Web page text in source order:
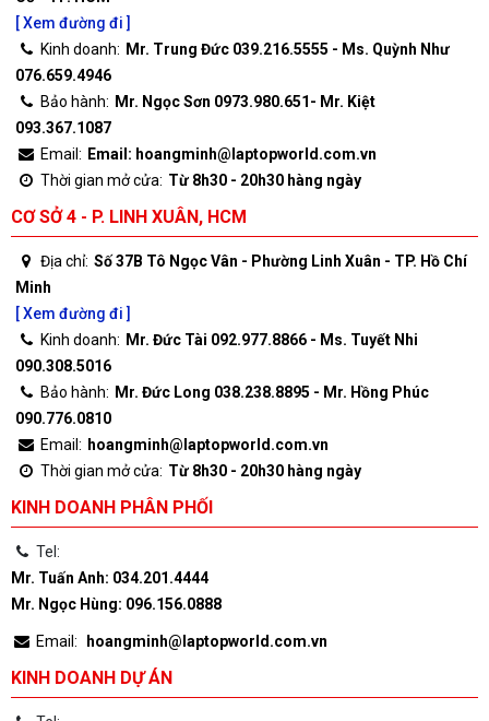
[ Xem đường đi ]
Kinh doanh: Mr. Trung Đức 039.216.5555 - Ms. Quỳnh Như
076.659.4946
Bảo hành: Mr. Ngọc Sơn 0973.980.651- Mr. Kiệt
093.367.1087
Email: Email: hoangminh@laptopworld.com.vn
Thời gian mở cửa: Từ 8h30 - 20h30 hàng ngày
CƠ SỞ 4 - P. LINH XUÂN, HCM
Địa chỉ: Số 37B Tô Ngọc Vân - Phường Linh Xuân - TP. Hồ Chí
Minh
[ Xem đường đi ]
Kinh doanh: Mr. Đức Tài 092.977.8866 - Ms. Tuyết Nhi
090.308.5016
Bảo hành: Mr. Đức Long 038.238.8895 - Mr. Hồng Phúc
090.776.0810
Email: hoangminh@laptopworld.com.vn
Thời gian mở cửa: Từ 8h30 - 20h30 hàng ngày
KINH DOANH PHÂN PHỐI
Tel:
Mr. Tuấn Anh: 034.201.4444
Mr. Ngọc Hùng: 096.156.0888
Email: hoangminh@laptopworld.com.vn
KINH DOANH DỰ ÁN